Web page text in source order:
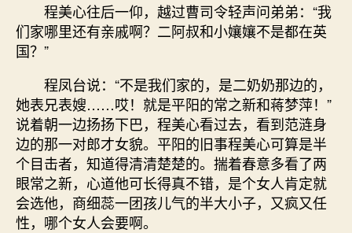
程美心往后一仰，越过曹司令轻声问弟弟：“我
们家哪里还有亲戚啊？二阿叔和小孃孃不是都在英
国？”
程凤台说：“不是我们家的，是二奶奶那边的，
她表兄表嫂……哎！就是平阳的常之新和蒋梦萍！”
说着朝一边扬扬下巴，程美心看过去，看到范涟身
边的那一对郎才女貌。平阳的旧事程美心可算是半
个目击者，知道得清清楚楚的。揣着春意多看了两
眼常之新，心道他可长得真不错，是个女人肯定就
会选他，商细蕊一团孩儿气的半大小子，又疯又任
性，哪个女人会要啊。